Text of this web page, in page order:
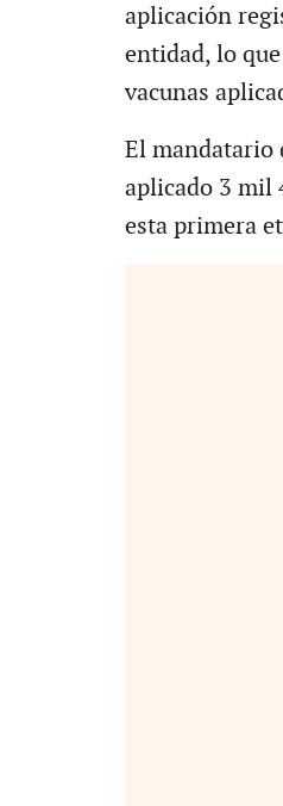
aplicación
entidad, lo
vacunas
El mandatario
aplicado 3 mil
esta primera